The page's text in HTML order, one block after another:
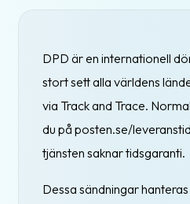
DPD är en internationell
stort sett alla världens
via Track and Trace.
du på posten.se/
tjänsten saknar tidsgaranti.
Dessa sändningar